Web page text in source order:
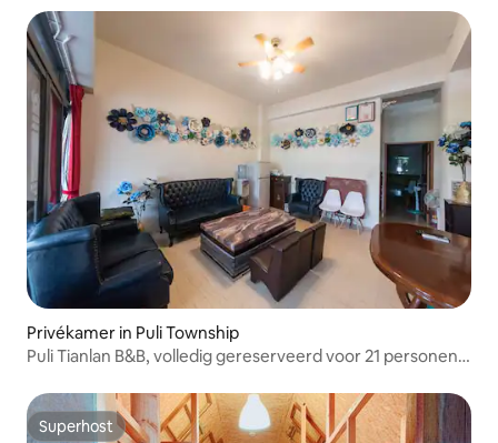
Privékamer in Puli Township
Puli Tianlan B&B, volledig gereserveerd voor 21 personen
aparte airconditioning, barbecue en mahjong.
Superhost
Superhost